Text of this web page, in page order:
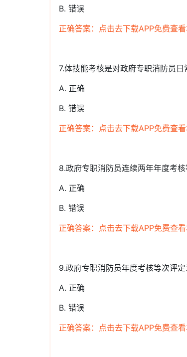
B. 错误
正确答案：点击去下载APP免费查
7.体技能考核是对政府专职消防员
A. 正确
B. 错误
正确答案：点击去下载APP免费查
8.政府专职消防员连续两年年度考
A. 正确
B. 错误
正确答案：点击去下载APP免费查
9.政府专职消防员年度考核等次评
A. 正确
B. 错误
正确答案：点击去下载APP免费查